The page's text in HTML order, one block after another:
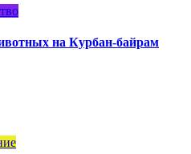
на Курбан-байрам